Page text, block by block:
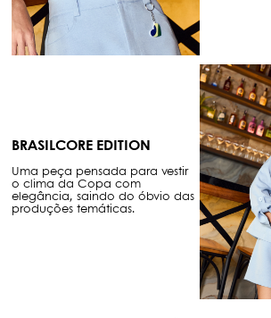
BRASILCORE EDITION
Uma peça pensada para vestir
o clima da Copa com
elegância, saindo do óbvio das
produções temáticas.